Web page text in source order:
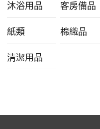
沐浴用品 客房備品
紙類 棉織品
清潔用品